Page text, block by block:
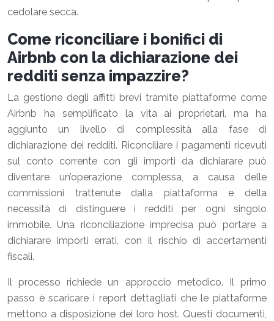
cedolare secca.
Come riconciliare i bonifici di
Airbnb con la dichiarazione dei
redditi senza impazzire?
La gestione degli affitti brevi tramite piattaforme come
Airbnb ha semplificato la vita ai proprietari, ma ha
aggiunto un livello di complessità alla fase di
dichiarazione dei redditi. Riconciliare i pagamenti ricevuti
sul conto corrente con gli importi da dichiarare può
diventare un’operazione complessa, a causa delle
commissioni trattenute dalla piattaforma e della
necessità di distinguere i redditi per ogni singolo
immobile. Una riconciliazione imprecisa può portare a
dichiarare importi errati, con il rischio di accertamenti
fiscali.
Il processo richiede un approccio metodico. Il primo
passo è scaricare i report dettagliati che le piattaforme
mettono a disposizione dei loro host. Questi documenti,